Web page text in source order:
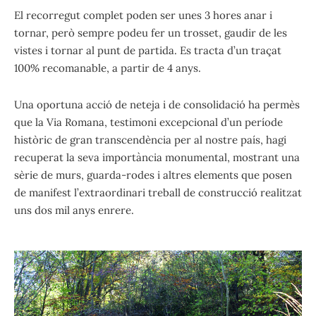
El recorregut complet poden ser unes 3 hores anar i
tornar, però sempre podeu fer un trosset, gaudir de les
vistes i tornar al punt de partida. Es tracta d’un traçat
100% recomanable, a partir de 4 anys.
Una oportuna acció de neteja i de consolidació ha permès
que la Via Romana, testimoni excepcional d’un període
històric de gran transcendència per al nostre país, hagi
recuperat la seva importància monumental, mostrant una
sèrie de murs, guarda-rodes i altres elements que posen
de manifest l’extraordinari treball de construcció realitzat
uns dos mil anys enrere.